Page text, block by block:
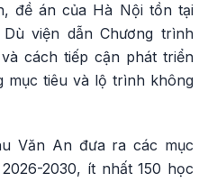
đề án của Hà Nội tồn tại
viện dẫn Chương trình
cách tiếp cận phát triển
mục tiêu và lộ trình không
Văn An đưa ra các mục
2030, ít nhất 150 học